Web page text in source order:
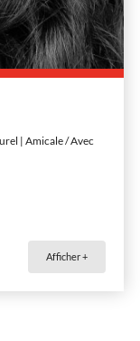
| Amicale / Avec
Afficher +